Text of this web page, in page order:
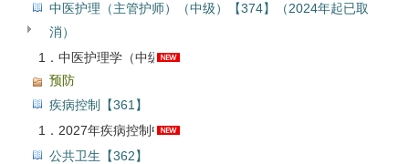
中医护理（主管护师）（中级）【374】（2024年起已取
消）
1． 中医护理学（中级）考试题库【章节题库＋模拟试题】【24年起已取消】AI讲解
预防
疾病控制【361】
1． 2027年疾病控制中级职称考试题库【真题精选＋章节题库＋模拟试题】AI讲解
公共卫生【362】